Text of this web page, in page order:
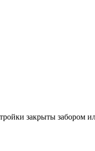
закрыты забором